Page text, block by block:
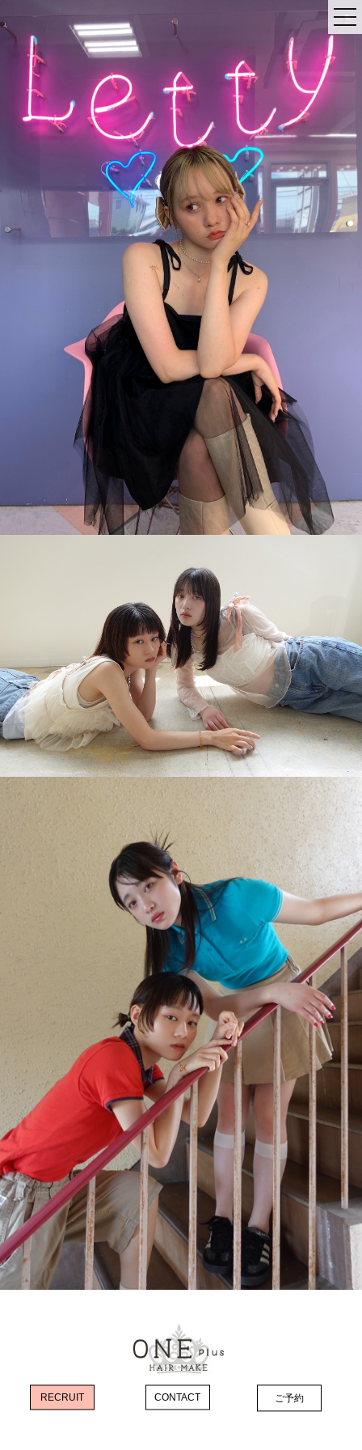
RECRUIT CONTACT ご予約
店舗のご案内
メニュー
最先端のエクステで気軽にスタイルチェンジ
《髪質改善カラー》《韓国風カラー》で
あなたの「なりたい」を叶えます
《髪質改善》COTA
ヘアケアで自慢のうるつや髪を手に入れる
周りと差がつくヘアアレンジ
「お客様に必要とされるスタイリスト」を目
指しませんか？
募集要項と応募の流れ
プロダクト
スタッフ
ニュース